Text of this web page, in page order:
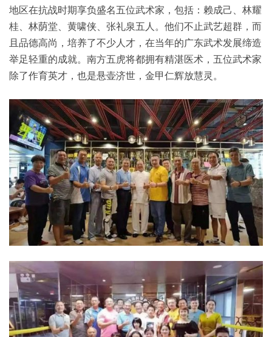
地区在抗战时期享负盛名五位武术家，包括：赖成己、林耀
桂、林荫堂、黄啸侠、张礼泉五人。他们不止武艺超群，而
且品德高尚，培养了不少人才，在当年的广东武术发展缔造
举足轻重的成就。南方五虎将都拥有精湛医术，五位武术家
除了作育英才，也是悬壶济世，金甲仁辉放慧灵。